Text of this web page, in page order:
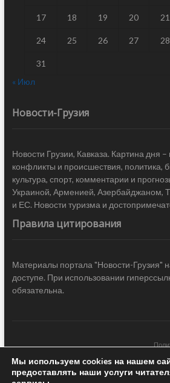
17 18 19 20 21
24 25 26 27 28
31
« Июл
Новости-Грузия
Новости Грузии, Кавказа. Картина дня
конфликты и происшествия, политика,
культура, спорт, комментарии и
Украиной, Арменией, Азербайджаном,
и ЕС. Новости туризма и
Правила цитирования
Материалы портала "Новости-Грузия"
доступе. При использовании
обязательна.
Новости Грузии| Black Sea Press LTD ©
Мы используем cookies на нашем
предоставлять наши услуги